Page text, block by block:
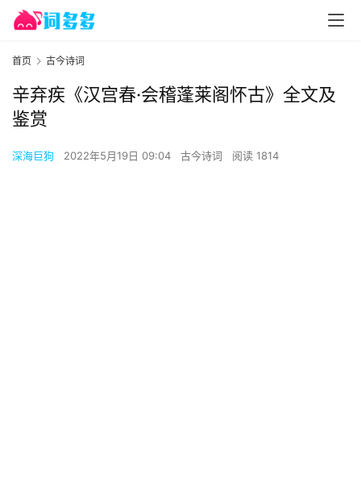
首页 古今诗词
辛弃疾《汉宫春·会稽蓬莱阁怀古》全文及
鉴赏
深海巨狗 2022年5月19日 09:04 古今诗词 阅读 1814